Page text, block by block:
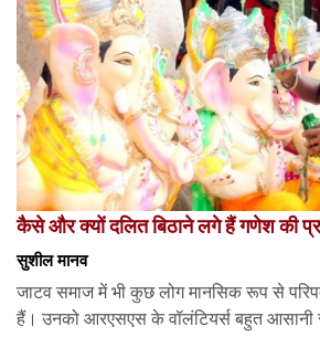
कैसे और क्यों दलित बिठाने लगे हैं गणेश की
सुशील मानव
जाटव समाज में भी कुछ लोग मानसिक रूप से
हैं। उनको आरएसएस के वॉलंटियर्स बहुत आसानी